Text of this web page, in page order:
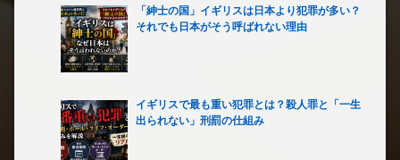
「紳士の国」イギリスは日本より犯罪が多い？
それでも日本がそう呼ばれない理由
イギリスで最も重い犯罪とは？殺人罪と「一生
出られない」刑罰の仕組み